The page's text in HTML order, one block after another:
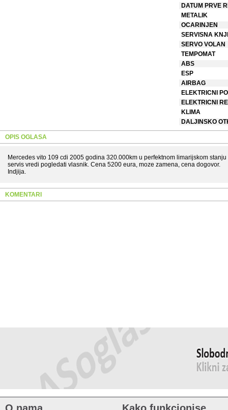
DATUM PRVE
METALIK
OCARINJEN
SERVISNA
SERVO VOLAN
TEMPOMAT
ABS
ESP
AIRBAG
ELEKTRICNI
ELEKTRICNI
KLIMA
DALJINSKO
OPIS OGLASA
Mercedes vito 109 cdi 2005 godina 320.000km u perfektnom limarijskom
servis vredi pogledati vlasnik. Cena 5200 eura, moze zamena, cena dogovor.
Indjija.
KOMENTARI